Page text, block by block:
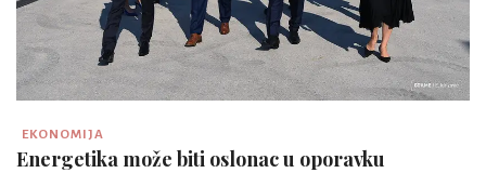
EKONOMIJA
Energetika može biti oslonac u oporavku